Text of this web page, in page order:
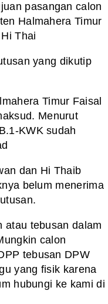
pasangan calon
Halmahera Timur
Thai
yang dikutip
Timur Faisal
Menurut
KWK sudah
dan Hi Thaib
belum menerima
atau tebusan dalam
calon
tebusan DPW
yang fisik karena
hubungi ke kami di